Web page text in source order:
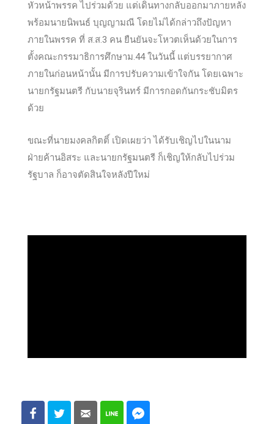
หัวหน้าพรรค ไปร่วมด้วย แต่เดินทางกลับออกมาภายหลัง
พร้อมนายนิพนธ์ บุญญามณี โดยไม่ได้กล่าวถึงปัญหา
ภายในพรรค ที่ ส.ส.3 คน ยืนยันจะโหวตเห็นด้วยในการ
ตั้งคณะกรรมาธิการศึกษาม.44 ในวันนี้ แต่บรรยากาศ
ภายในก่อนหน้านั้น มีการปรับความเข้าใจกัน โดยเฉพาะ
นายกรัฐมนตรี กับนายจุรินทร์ มีการกอดกันกระชับมิตร
ด้วย
ขณะที่นายมงคลกิตติ์ เปิดเผยว่า ได้รับเชิญไปในนาม
ฝ่ายค้านอิสระ และนายกรัฐมนตรี ก็เชิญให้กลับไปร่วม
รัฐบาล ก็อาจตัดสินใจหลังปีใหม่